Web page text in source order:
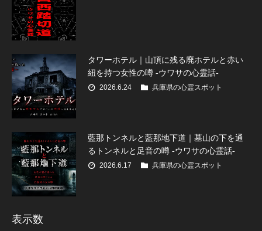
タワーホテル｜山頂に残る廃ホテルと赤い
紐を持つ女性の噂 -ウワサの心霊話-
2026.6.24 兵庫県の心霊スポット
藍那トンネルと藍那地下道｜墓山の下を通
るトンネルと足音の噂 -ウワサの心霊話-
2026.6.17 兵庫県の心霊スポット
表示数